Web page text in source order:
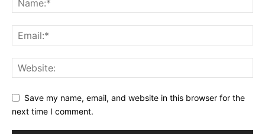
Save my name, email, and website in this browser for the
next time I comment.